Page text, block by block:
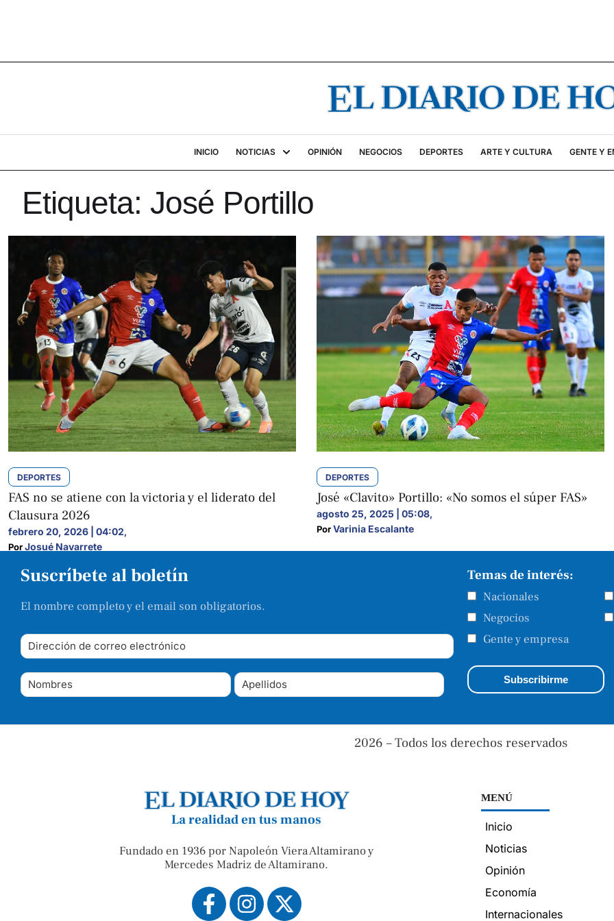
INICIO NOTICIAS OPINIÓN NEGOCIOS DEPORTES ARTE Y CULTURA GENTE Y
Etiqueta: José Portillo
DEPORTES
FAS no se atiene con la victoria y el liderato del
Clausura 2026
febrero 20, 2026 | 04:02,
Por Josué Navarrete
DEPORTES
José «Clavito» Portillo: «No somos el súper FAS»
agosto 25, 2025 | 05:08,
Por Varinia Escalante
Suscríbete al boletín
El nombre completo y el email son obligatorios.
Temas de interés:
Nacionales
Negocios
Gente y empresa
2026 – Todos los derechos reservados
La realidad en tus manos
Fundado en 1936 por Napoleón Viera Altamirano y
Mercedes Madriz de Altamirano.
MENÚ
Inicio
Noticias
Opinión
Economía
Internacionales